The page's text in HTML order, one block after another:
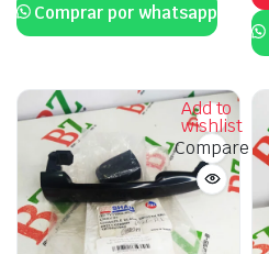
Comprar por whatsapp
Add to
wishlist
Compare